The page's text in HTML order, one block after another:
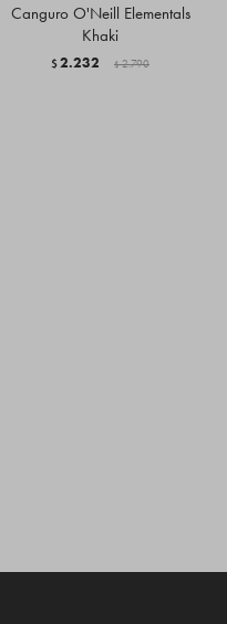
Canguro O'Neill Elementals
Khaki
$2.232 $ 2.790